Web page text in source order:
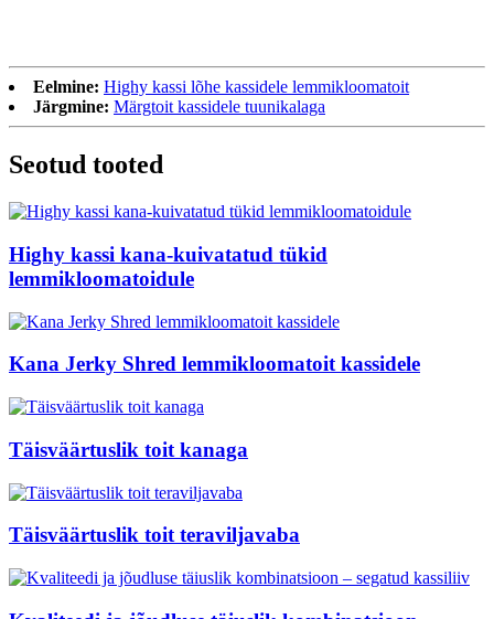
Eelmine: Highy kassi lõhe kassidele lemmikloomatoit
Järgmine: Märgtoit kassidele tuunikalaga
Seotud tooted
Highy kassi kana-kuivatatud tükid
lemmikloomatoidule
Kana Jerky Shred lemmikloomatoit kassidele
Täisväärtuslik toit kanaga
Täisväärtuslik toit teraviljavaba